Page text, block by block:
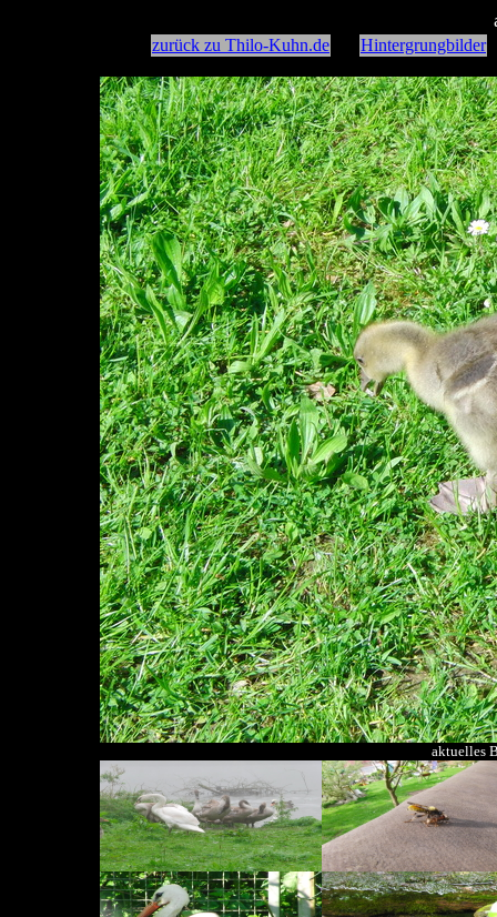
zurück zu Thilo-Kuhn.de Hintergrungbilder
aktuelles